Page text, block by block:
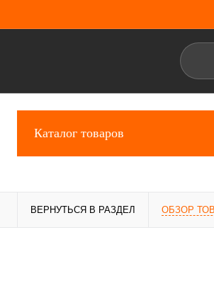
Каталог товаров
ВЕРНУТЬСЯ В РАЗДЕЛ ОБЗОР